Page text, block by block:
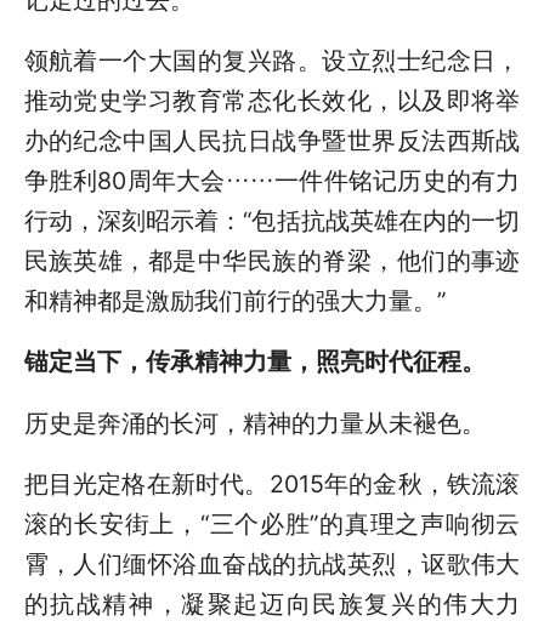
领航着一个大国的复兴路。设立烈士纪念日，
推动党史学习教育常态化长效化，以及即将举
办的纪念中国人民抗日战争暨世界反法西斯战
争胜利80周年大会……一件件铭记历史的有力
行动，深刻昭示着：“包括抗战英雄在内的一切
民族英雄，都是中华民族的脊梁，他们的事迹
和精神都是激励我们前行的强大力量。”
锚定当下，传承精神力量，照亮时代征程。
历史是奔涌的长河，精神的力量从未褪色。
把目光定格在新时代。2015年的金秋，铁流滚
滚的长安街上，“三个必胜”的真理之声响彻云
霄，人们缅怀浴血奋战的抗战英烈，讴歌伟大
的抗战精神，凝聚起迈向民族复兴的伟大力